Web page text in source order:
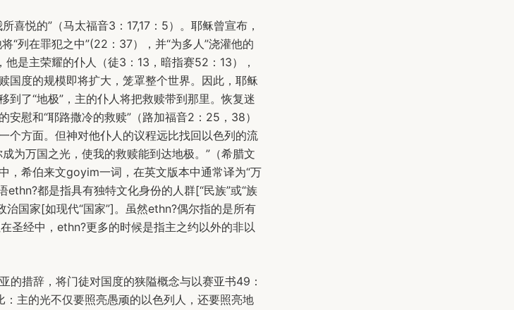
喜悦的”（马太福音3：17,17：5）。耶稣曾宣布，
“列在罪犯之中”(22：37），并“为多人”浇灌他的
是主荣耀的仆人（徒3：13，暗指赛52：13），
国度的规模即将扩大，笼罩整个世界。因此，耶稣
到了“地极”，主的仆人将把救赎带到那里。恢复迷
慰和“耶路撒冷的救赎”（路加福音2：25，38）
方面。但神对他仆人的议程远比找回以色列的流
为万国之光，使我的救赎能到达地极。”（希腊文
，希伯来文goyim一词，在英文版本中通常译为“万
都是指具有独特文化身份的人群[“民族”或“族
治国家[如现代“国家”]。虽然ethn?偶尔指的是所有
圣经中，ethn?更多的时候是指主之约以外的非以
的措辞，将门徒对国度的狭隘概念与以赛亚书49：
主的光不仅要照亮愚顽的以色列人，还要照亮地